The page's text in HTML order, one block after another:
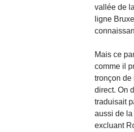
vallée de
ligne
Mais ce
comme il
tronçon de
direct. On
traduisait
aussi de la
excluant